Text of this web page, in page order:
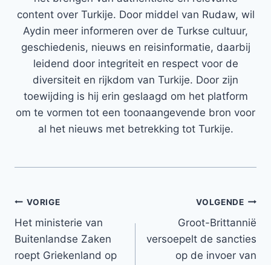
content over Turkije. Door middel van Rudaw, wil
Aydin meer informeren over de Turkse cultuur,
geschiedenis, nieuws en reisinformatie, daarbij
leidend door integriteit en respect voor de
diversiteit en rijkdom van Turkije. Door zijn
toewijding is hij erin geslaagd om het platform
om te vormen tot een toonaangevende bron voor
al het nieuws met betrekking tot Turkije.
Bericht
navigatie
VORIGE
Het ministerie van
Buitenlandse Zaken
roept Griekenland op
VOLGENDE
Groot-Brittannië
versoepelt de sancties
op de invoer van